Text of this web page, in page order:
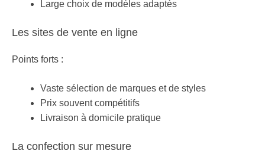
Large choix de modèles adaptés
Les sites de vente en ligne
Points forts :
Vaste sélection de marques et de styles
Prix souvent compétitifs
Livraison à domicile pratique
La confection sur mesure